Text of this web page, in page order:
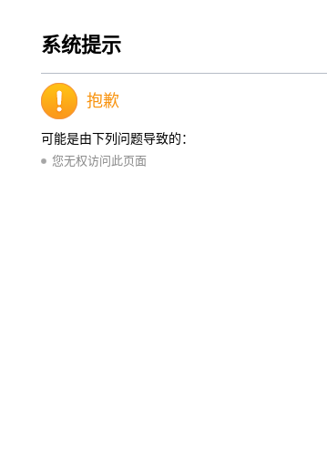
系统提示
抱歉
可能是由下列问题导致的：
您无权访问此页面